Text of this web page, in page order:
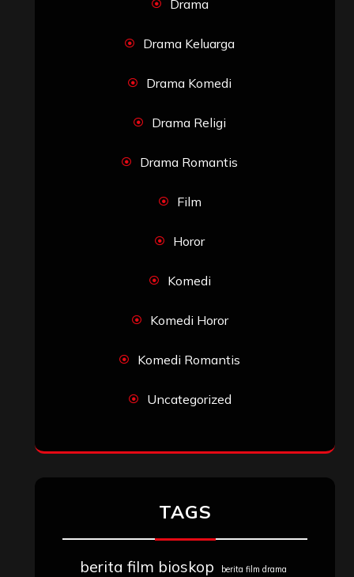
Drama
Drama Keluarga
Drama Komedi
Drama Religi
Drama Romantis
Film
Horor
Komedi
Komedi Horor
Komedi Romantis
Uncategorized
TAGS
berita film bioskop berita film drama